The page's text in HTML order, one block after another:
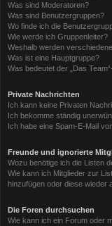
Was sind Moderatoren?
Was sind Benutzergruppen?
Wo finde ich die
Wie werde ich Gruppenleiter?
Weshalb werden
Was ist eine Hauptgruppe?
Was bedeutet der „Das
Private Nachrichten
Ich kann keine Privaten
Ich bekomme ständig
Ich habe eine Spam-E-Mail
Freunde und ignorierte
Wozu benötige ich die Listen
Wie kann ich Mitglieder zur
hinzufügen oder diese wieder
Die Foren durchsuchen
Wie kann ich ein Forum oder